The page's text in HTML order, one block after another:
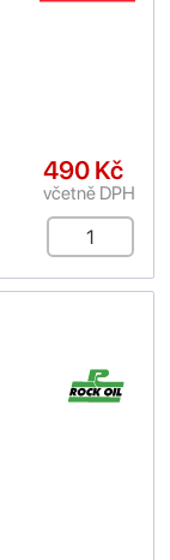
490 Kč
včetně DPH